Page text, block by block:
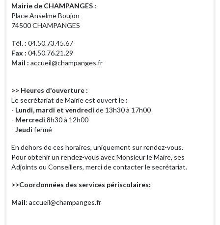
Mairie de CHAMPANGES :
Place Anselme Boujon
74500 CHAMPANGES
Tél. : 04.50.73.45.67
Fax : 04.50.76.21.29
Mail : accueil@champanges.fr
>> Heures d'ouverture :
Le secrétariat de Mairie est ouvert le :
- Lundi, mardi et vendredi de 13h30 à 17h00
- Mercredi 8h30 à 12h00
- Jeudi fermé
En dehors de ces horaires, uniquement sur rendez-vous.
Pour obtenir un rendez-vous avec Monsieur le Maire, ses
Adjoints ou Conseillers, merci de contacter le secrétariat.
>>Coordonnées des services périscolaires:
Mail: accueil@champanges.fr